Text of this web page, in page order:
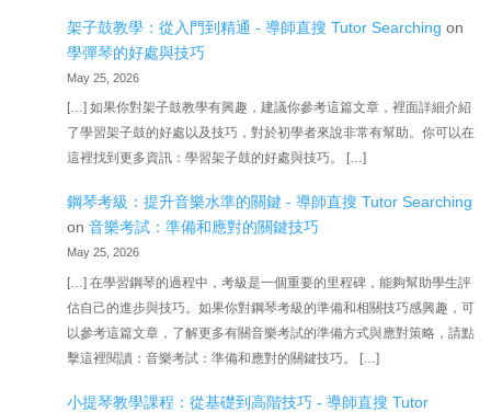
架子鼓教學：從入門到精通 - 導師直搜 Tutor Searching on
學彈琴的好處與技巧
May 25, 2026
[…] 如果你對架子鼓教學有興趣，建議你參考這篇文章，裡面詳細介紹
了學習架子鼓的好處以及技巧，對於初學者來說非常有幫助。你可以在
這裡找到更多資訊：學習架子鼓的好處與技巧。 […]
鋼琴考級：提升音樂水準的關鍵 - 導師直搜 Tutor Searching
on 音樂考試：準備和應對的關鍵技巧
May 25, 2026
[…] 在學習鋼琴的過程中，考級是一個重要的里程碑，能夠幫助學生評
估自己的進步與技巧。如果你對鋼琴考級的準備和相關技巧感興趣，可
以參考這篇文章，了解更多有關音樂考試的準備方式與應對策略，請點
擊這裡閱讀：音樂考試：準備和應對的關鍵技巧。 […]
小提琴教學課程：從基礎到高階技巧 - 導師直搜 Tutor